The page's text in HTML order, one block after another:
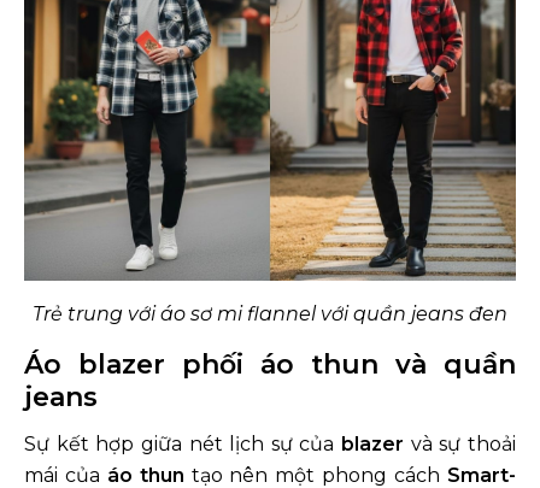
Trẻ trung với áo sơ mi flannel với quần jeans đen
Áo blazer phối áo thun và quần
jeans
Sự kết hợp giữa nét lịch sự của blazer và sự thoải
mái của áo thun tạo nên một phong cách Smart-